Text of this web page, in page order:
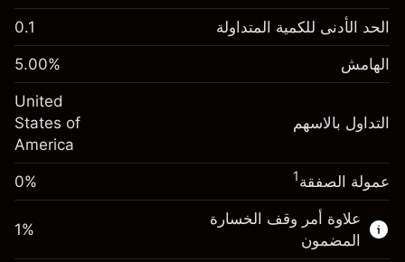
الهامش. استثمارك $1,000.00
-0.021568
%
(-$4.31)
المال من الرافعة المالية ~
الذهاب إلى المنصة
الهامش. استثمارك $1,000.00
-0.000654
%
(-$0.13)
المال من الرافعة المالية ~$19,000.00
الذهاب إلى المنصة
الحد الأدنى للكمية المتداولة 0.1
الهامش 5.00%
التداول بالاسهم
United
States of
America
عمولة الصفقة1
0%
علاوة أمر وقف الخسارة
المضمون
1%